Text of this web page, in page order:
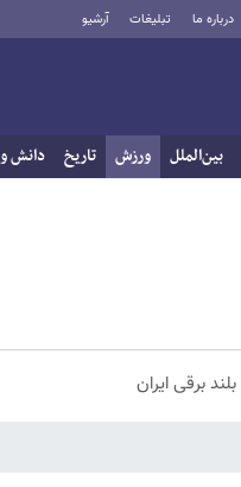
درباره ما تبلیغات آرشیو
بین‌الملل ورزش تاریخ دانش